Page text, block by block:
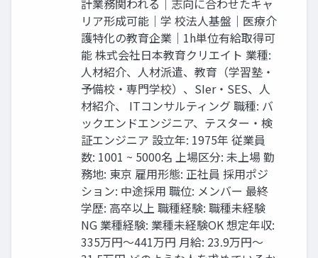
リア形成可能｜学 校法人基盤｜医療介
護特化の教育企業｜1h単位有給取得可
能 株式会社日本教育クリエイト 業種:
人材紹介、人材派遣、教育（学習塾・
予備校・専門学校）、SIer・SES、人
材紹介、 ITコンサルティング 職種: バ
ックエンドエンジニア、テスター・検
証エンジニア 設立年: 1975年 従業員
数: 1001 ~ 5000名 上場区分: 未上場 勤
務地: 東京 雇用形態: 正社員 採用ポジ
ション: 中途採用 職位: メンバー 最終
学歴: 高卒以上 職種経験: 職種未経験
NG 業種経験: 業種未経験OK 想定年収:
335万円〜441万円 月給: 23.9万円〜